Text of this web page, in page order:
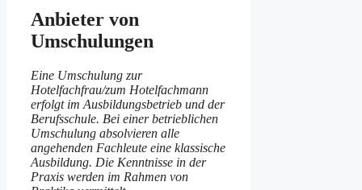
Anbieter von
Umschulungen
Eine Umschulung zur
Hotelfachfrau/zum Hotelfachmann
erfolgt im Ausbildungsbetrieb und der
Berufsschule. Bei einer betrieblichen
Umschulung absolvieren alle
angehenden Fachleute eine klassische
Ausbildung. Die Kenntnisse in der
Praxis werden im Rahmen von